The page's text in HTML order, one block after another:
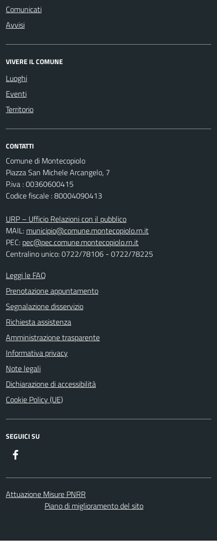
Comunicati
Avvisi
VIVERE IL COMUNE
Luoghi
Eventi
Territorio
CONTATTI
Comune di Montecopiolo
Piazza San Michele Arcangelo, 7
P.iva : 00360600415
Codice fiscale : 80004090413
URP – Ufficio Relazioni con il pubblico
MAIL: municipio@comune.montecopiolo.rn.it
PEC: pec@pec.comune.montecopiolo.rn.it
Centralino unico: 0722/78106 - 0722/78225
Leggi le FAQ
Prenotazione appuntamento
Segnalazione disservizio
Richiesta assistenza
Amministrazione trasparente
Informativa privacy
Note legali
Dichiarazione di accessibilità
Cookie Policy (UE)
SEGUICI SU
Attuazione Misure PNRR
Piano di miglioramento del sito